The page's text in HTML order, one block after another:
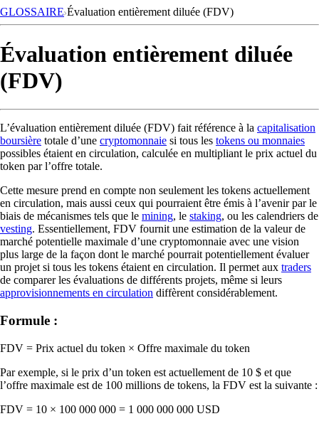
GLOSSAIRE Évaluation entièrement diluée (FDV)
Évaluation entièrement diluée
(FDV)
L’évaluation entièrement diluée (FDV) fait référence à la capitalisation
boursière totale d’une cryptomonnaie si tous les tokens ou monnaies
possibles étaient en circulation, calculée en multipliant le prix actuel du
token par l’offre totale.
Cette mesure prend en compte non seulement les tokens actuellement
en circulation, mais aussi ceux qui pourraient être émis à l’avenir par le
biais de mécanismes tels que le mining, le staking, ou les calendriers de
vesting. Essentiellement, FDV fournit une estimation de la valeur de
marché potentielle maximale d’une cryptomonnaie avec une vision
plus large de la façon dont le marché pourrait potentiellement évaluer
un projet si tous les tokens étaient en circulation. Il permet aux traders
de comparer les évaluations de différents projets, même si leurs
approvisionnements en circulation diffèrent considérablement.
Formule :
FDV = Prix actuel du token × Offre maximale du token
Par exemple, si le prix d’un token est actuellement de 10 $ et que
l’offre maximale est de 100 millions de tokens, la FDV est la suivante :
FDV = 10 × 100 000 000 = 1 000 000 000 USD